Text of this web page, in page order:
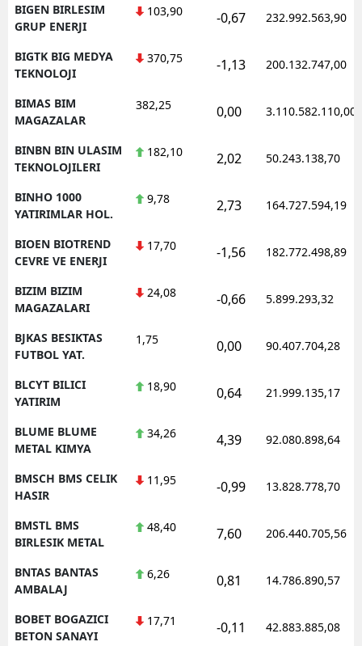
BIGEN BIRLESIM
GRUP ENERJI
103,90 -0,67 232.992.563,90
BIGTK BIG MEDYA
TEKNOLOJI
370,75 -1,13 200.132.747,00
BIMAS BIM
MAGAZALAR
382,25 0,00 3.110.582.110,00
BINBN BIN ULASIM
TEKNOLOJILERI
182,10 2,02 50.243.138,70
BINHO 1000
YATIRIMLAR HOL.
9,78 2,73 164.727.594,19
BIOEN BIOTREND
CEVRE VE ENERJI
17,70 -1,56 182.772.498,89
BIZIM BIZIM
MAGAZALARI
24,08 -0,66 5.899.293,32
BJKAS BESIKTAS
FUTBOL YAT.
1,75 0,00 90.407.704,28
BLCYT BILICI
YATIRIM
18,90 0,64 21.999.135,17
BLUME BLUME
METAL KIMYA
34,26 4,39 92.080.898,64
BMSCH BMS CELIK
HASIR
11,95 -0,99 13.828.778,70
BMSTL BMS
BIRLESIK METAL
48,40 7,60 206.440.705,56
BNTAS BANTAS
AMBALAJ
6,26 0,81 14.786.890,57
BOBET BOGAZICI
BETON SANAYI
17,71 -0,11 42.883.885,08